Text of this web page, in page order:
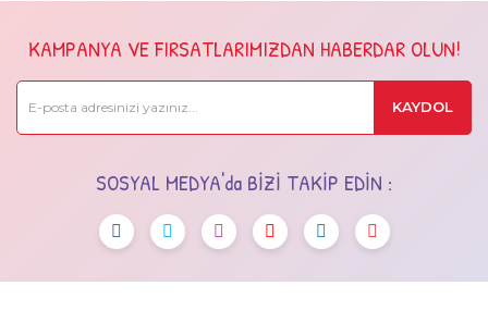
KAMPANYA VE FIRSATLARIMIZDAN HABERDAR OLUN!
KAYDOL
SOSYAL MEDYA'da BİZİ TAKİP EDİN :